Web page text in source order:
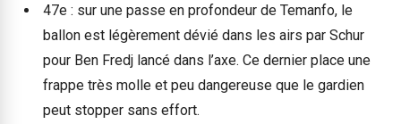
47e : sur une passe en profondeur de Temanfo, le
ballon est légèrement dévié dans les airs par Schur
pour Ben Fredj lancé dans l’axe. Ce dernier place une
frappe très molle et peu dangereuse que le gardien
peut stopper sans effort.